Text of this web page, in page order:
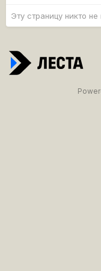
Эту страницу никто